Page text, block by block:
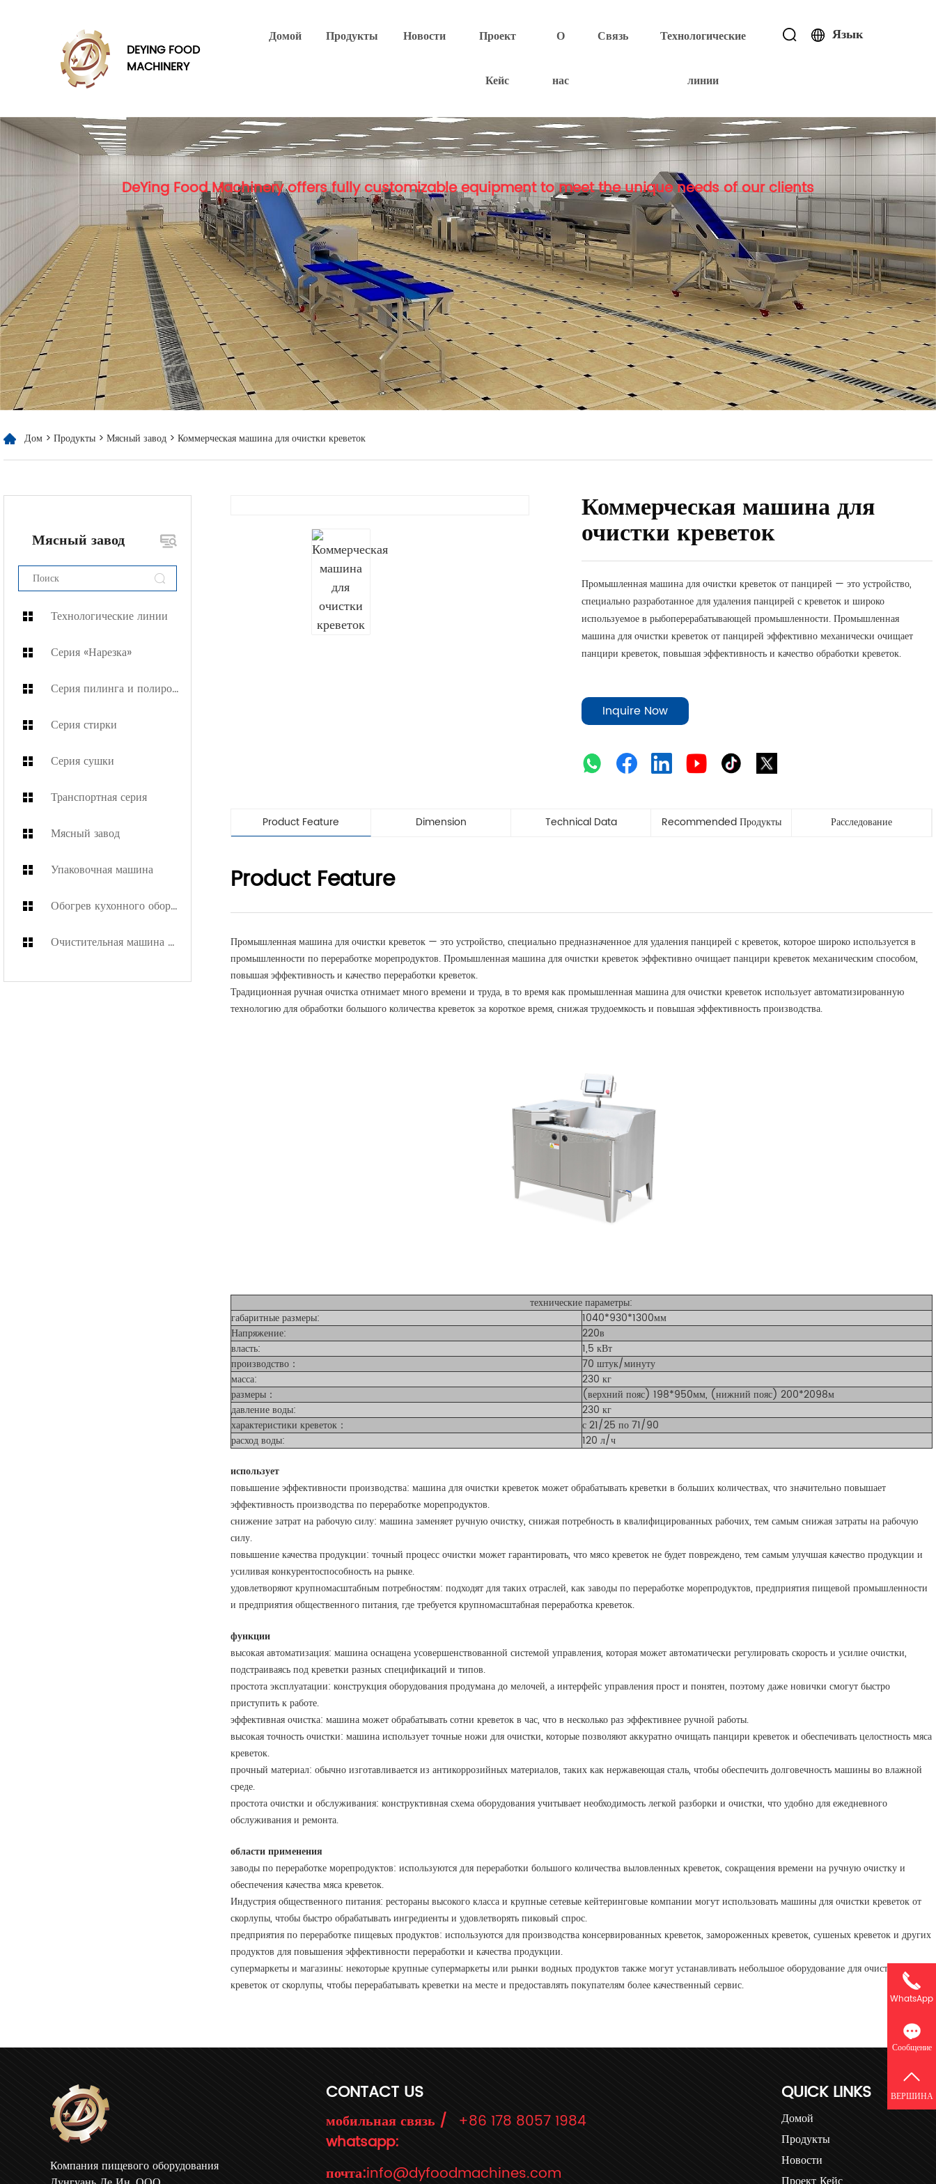
DEYING FOOD
MACHINERY
Домой Продукты Новости Проект
Кейс
О
нас
Связь Технологические
линии
Язык
DeYing Food Machinery offers fully customizable equipment to meet the unique needs of our clients
Дом > Продукты > Мясный завод > Коммерческая машина для очистки креветок
Мясный завод
Технологические линии
Серия «Нарезка»
Серия пилинга и полировки
Серия стирки
Серия сушки
Транспортная серия
Мясный завод
Упаковочная машина
Обогрев кухонного оборудования
Очистительная машина для подменных коробок
Коммерческая машина для
очистки креветок
Промышленная машина для очистки креветок от панцирей — это устройство,
специально разработанное для удаления панцирей с креветок и широко
используемое в рыбоперерабатывающей промышленности. Промышленная
машина для очистки креветок от панцирей эффективно механически очищает
панцири креветок, повышая эффективность и качество обработки креветок.
Inquire Now
Product Feature Dimension Technical Data Recommended Продукты Расследование
Product Feature
Промышленная машина для очистки креветок — это устройство, специально предназначенное для удаления панцирей с креветок, которое широко используется в
промышленности по переработке морепродуктов. Промышленная машина для очистки креветок эффективно очищает панцири креветок механическим способом,
повышая эффективность и качество переработки креветок.
Традиционная ручная очистка отнимает много времени и труда, в то время как промышленная машина для очистки креветок использует автоматизированную
технологию для обработки большого количества креветок за короткое время, снижая трудоемкость и повышая эффективность производства.
технические параметры:
габаритные размеры:
1040*930*1300мм
Напряжение:
220в
власть:
1,5 кВт
производство：
70 штук/минуту
масса:
230 кг
размеры：
(верхний пояс) 198*950мм, (нижний пояс) 200*2098м
давление воды:
230 кг
характеристики креветок：
с 21/25 по 71/90
расход воды:
120 л/ч
использует
повышение эффективности производства: машина для очистки креветок может обрабатывать креветки в больших количествах, что значительно повышает
эффективность производства по переработке морепродуктов.
снижение затрат на рабочую силу: машина заменяет ручную очистку, снижая потребность в квалифицированных рабочих, тем самым снижая затраты на рабочую
силу.
повышение качества продукции: точный процесс очистки может гарантировать, что мясо креветок не будет повреждено, тем самым улучшая качество продукции и
усиливая конкурентоспособность на рынке.
удовлетворяют крупномасштабным потребностям: подходят для таких отраслей, как заводы по переработке морепродуктов, предприятия пищевой промышленности
и предприятия общественного питания, где требуется крупномасштабная переработка креветок.
функции
высокая автоматизация: машина оснащена усовершенствованной системой управления, которая может автоматически регулировать скорость и усилие очистки,
подстраиваясь под креветки разных спецификаций и типов.
простота эксплуатации: конструкция оборудования продумана до мелочей, а интерфейс управления прост и понятен, поэтому даже новички смогут быстро
приступить к работе.
эффективная очистка: машина может обрабатывать сотни креветок в час, что в несколько раз эффективнее ручной работы.
высокая точность очистки: машина использует точные ножи для очистки, которые позволяют аккуратно очищать панцири креветок и обеспечивать целостность мяса
креветок.
прочный материал: обычно изготавливается из антикоррозийных материалов, таких как нержавеющая сталь, чтобы обеспечить долговечность машины во влажной
среде.
простота очистки и обслуживания: конструктивная схема оборудования учитывает необходимость легкой разборки и очистки, что удобно для ежедневного
обслуживания и ремонта.
области применения
заводы по переработке морепродуктов: используются для переработки большого количества выловленных креветок, сокращения времени на ручную очистку и
обеспечения качества мяса креветок.
Индустрия общественного питания: рестораны высокого класса и крупные сетевые кейтеринговые компании могут использовать машины для очистки креветок от
скорлупы, чтобы быстро обрабатывать ингредиенты и удовлетворять пиковый спрос.
предприятия по переработке пищевых продуктов: используются для производства консервированных креветок, замороженных креветок, сушеных креветок и других
продуктов для повышения эффективности переработки и качества продукции.
супермаркеты и магазины: некоторые крупные супермаркеты или рынки водных продуктов также могут устанавливать небольшое оборудование для очистки
креветок от скорлупы, чтобы перерабатывать креветки на месте и предоставлять покупателям более качественный сервис.
Компания пищевого оборудования
CONTACT US
мобильная связь /
whatsapp:
+86 178 8057 1984
почта:info@dyfoodmachines.com
QUICK LINKS
Домой
Продукты
Новости
WhatsApp
Сообщение
ВЕРШИНА